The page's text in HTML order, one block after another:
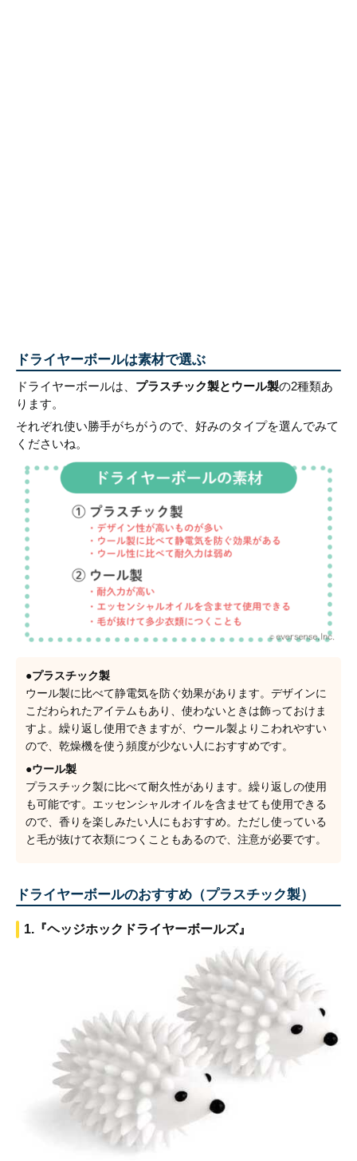
ドライヤーボールは素材で選ぶ
ドライヤーボールは、 プラスチック製とウール製の2種類あ
ります。
それぞれ使い勝手がちがうので、好みのタイプを選んでみて
くださいね。
●プラスチック製
ウール製に比べて静電気を防ぐ効果があります。デザインに
こだわられたアイテムもあり、使わないときは飾っておけま
すよ。繰り返し使用できますが、ウール製よりこわれやすい
ので、乾燥機を使う頻度が少ない人におすすめです。
●ウール製
プラスチック製に比べて耐久性があります。繰り返しの使用
も可能です。エッセンシャルオイルを含ませても使用できる
ので、香りを楽しみたい人にもおすすめ。ただし使っている
と毛が抜けて衣類につくこともあるので、注意が必要です。
ドライヤーボールのおすすめ（プラスチック製）
1.『ヘッジホックドライヤーボールズ』